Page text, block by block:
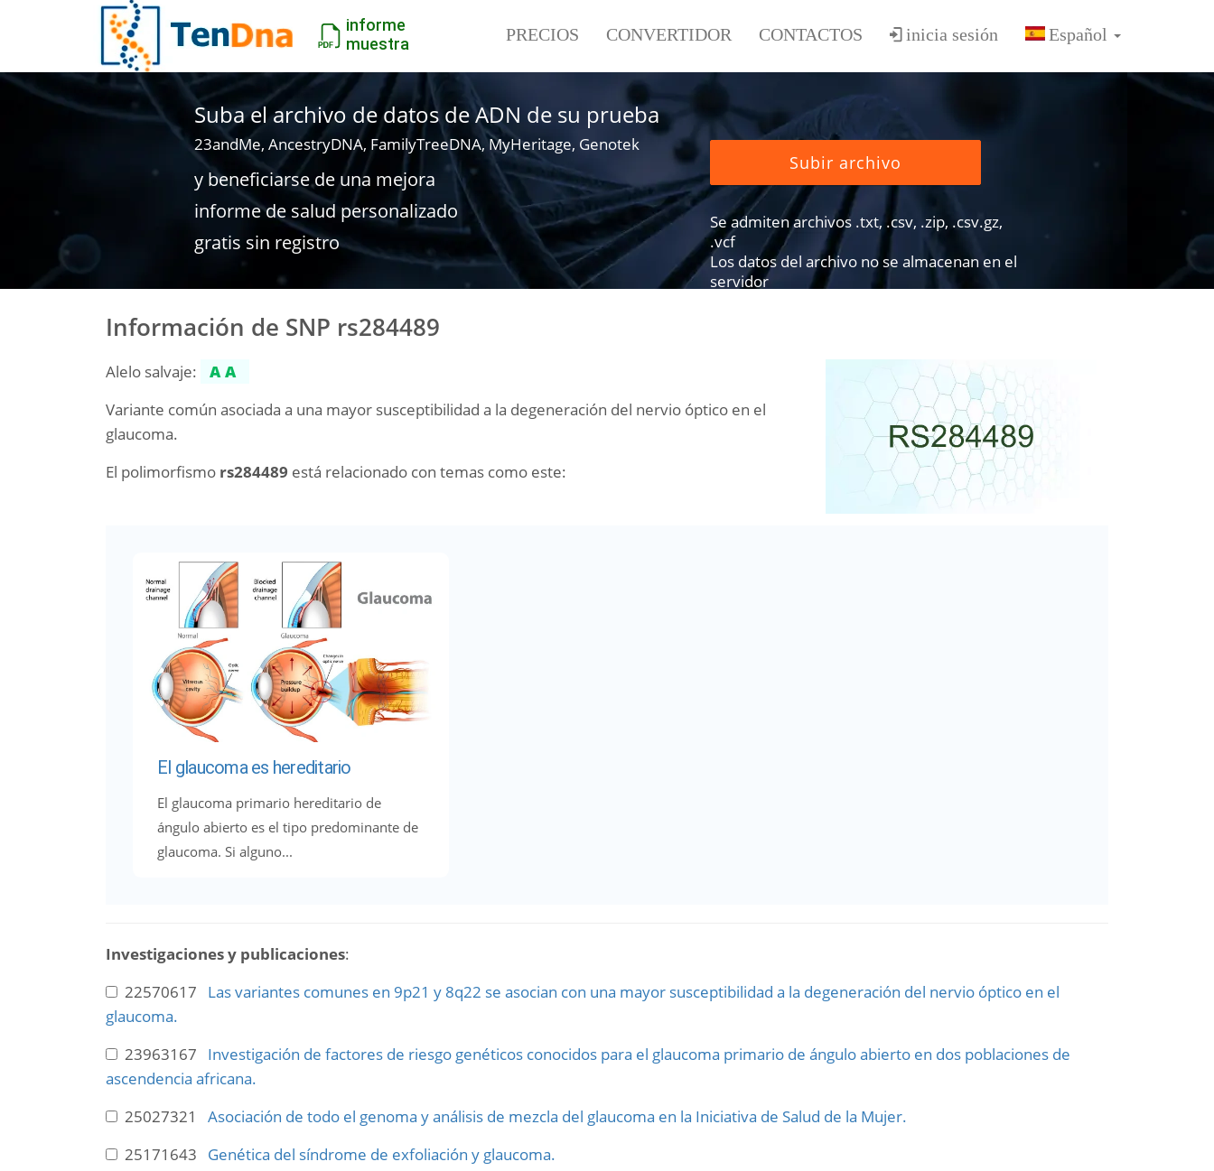
informe
muestra
PRECIOS CONVERTIDOR CONTACTOS inicia sesión
Suba el archivo de datos de ADN de su prueba
23andMe, AncestryDNA, FamilyTreeDNA, MyHeritage, Genotek
y beneficiarse de una mejora
informe de salud personalizado
gratis sin registro
Subir archivo
Se admiten archivos .txt, .csv, .zip, .csv.gz,
.vcf
Los datos del archivo no se almacenan en el
servidor
Información de SNP rs284489
Alelo salvaje:
AA
Variante común asociada a una mayor susceptibilidad a la degeneración del nervio óptico en el
glaucoma.
El polimorfismo rs284489 está relacionado con temas como este:
El glaucoma es hereditario
El glaucoma primario hereditario de
ángulo abierto es el tipo predominante de
glaucoma. Si alguno...
Investigaciones y publicaciones:
22570617 Las variantes comunes en 9p21 y 8q22 se asocian con una mayor susceptibilidad a la degeneración del nervio óptico en el
glaucoma.
23963167 Investigación de factores de riesgo genéticos conocidos para el glaucoma primario de ángulo abierto en dos poblaciones de
ascendencia africana.
25027321 Asociación de todo el genoma y análisis de mezcla del glaucoma en la Iniciativa de Salud de la Mujer.
25171643 Genética del síndrome de exfoliación y glaucoma.